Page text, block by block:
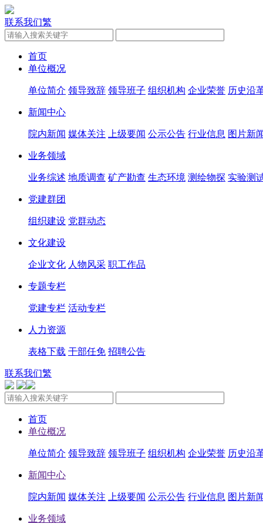
联系我们繁
首页
单位概况
单位简介 领导致辞 领导班子 组织机构 企业荣誉 历史沿
新闻中心
院内新闻 媒体关注 上级要闻 公示公告 行业信息 图片新
业务领域
业务综述 地质调查 矿产勘查 生态环境 测绘物探 实验测
党建群团
组织建设 党群动态
文化建设
企业文化 人物风采 职工作品
专题专栏
党建专栏 活动专栏
人力资源
表格下载 干部任免 招聘公告
联系我们繁
首页
单位概况
单位简介 领导致辞 领导班子 组织机构 企业荣誉 历史沿
新闻中心
院内新闻 媒体关注 上级要闻 公示公告 行业信息 图片新
业务领域